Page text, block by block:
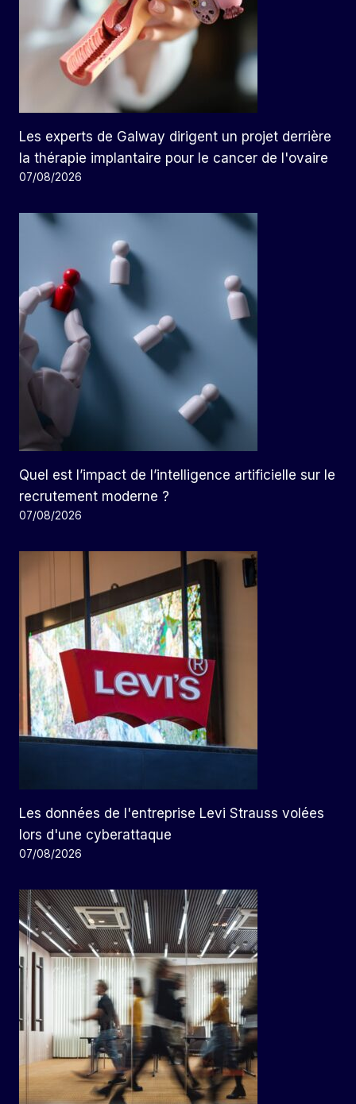
Les experts de Galway dirigent un projet derrière
la thérapie implantaire pour le cancer de l'ovaire
07/08/2026
Quel est l’impact de l’intelligence artificielle sur le
recrutement moderne ?
07/08/2026
Les données de l'entreprise Levi Strauss volées
lors d'une cyberattaque
07/08/2026